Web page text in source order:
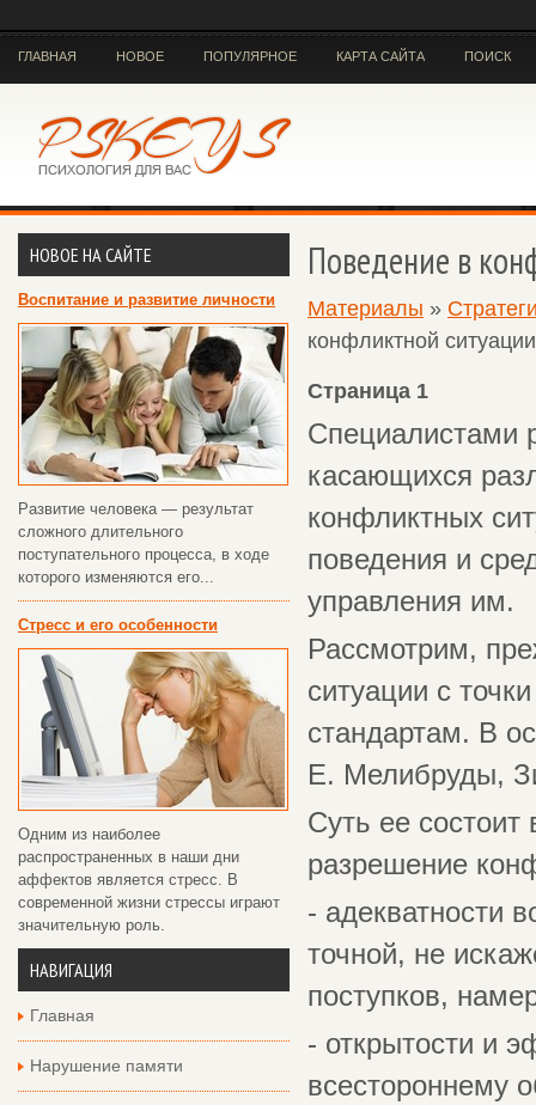
ГЛАВНАЯ НОВОЕ ПОПУЛЯРНОЕ КАРТА САЙТА ПОИСК
НОВОЕ НА САЙТЕ
Воспитание и развитие личности
Развитие человека — результат
сложного длительного
поступательного процесса, в ходе
которого изменяются его...
Стресс и его особенности
Одним из наиболее
распространенных в наши дни
аффектов является стресс. В
современной жизни стрессы играют
значительную роль.
НАВИГАЦИЯ
Главная
Нарушение памяти
Поведение в
Материалы »
конфликтной ситуации
Страница 1
Специалистами
касающихся
конфликтных
поведения и
управления им.
Рассмотрим,
ситуации с
стандартам. В
Е. Мелибруды,
Суть ее
разрешение
- адекватности
точной, не
поступков,
- открытости и
всестороннему